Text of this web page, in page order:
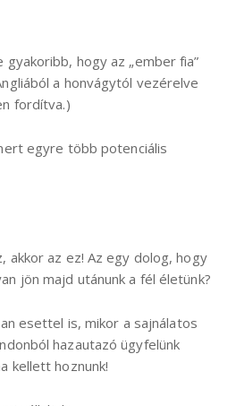
hogy az „ember fia”
a honvágytól vezérelve
fordítva.)
egyre több potenciális
akkor az ez! Az egy dolog, hogy
jön majd utánunk a fél életünk?
esettel is, mikor a sajnálatos
hazautazó ügyfelünk
kellett hoznunk!